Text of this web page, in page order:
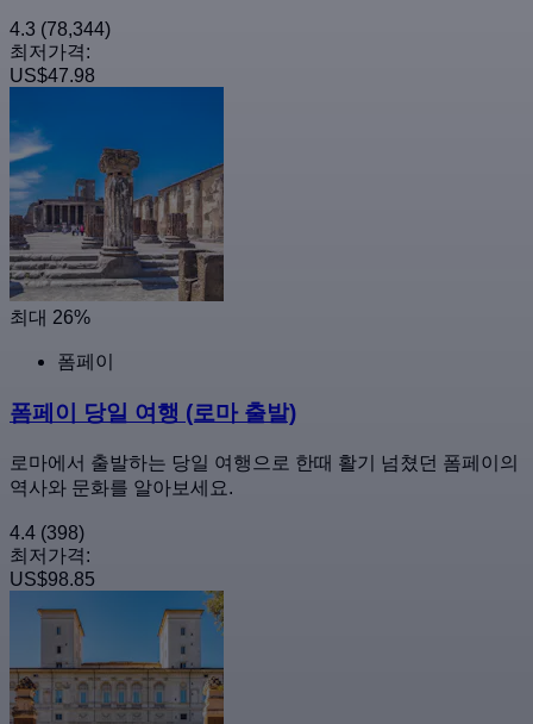
4.3 (78,344)
최저가격:
US$47.98
최대 26%
폼페이
폼페이 당일 여행 (로마 출발)
로마에서 출발하는 당일 여행으로 한때 활기 넘쳤던 폼페이의
역사와 문화를 알아보세요.
4.4 (398)
최저가격:
US$98.85